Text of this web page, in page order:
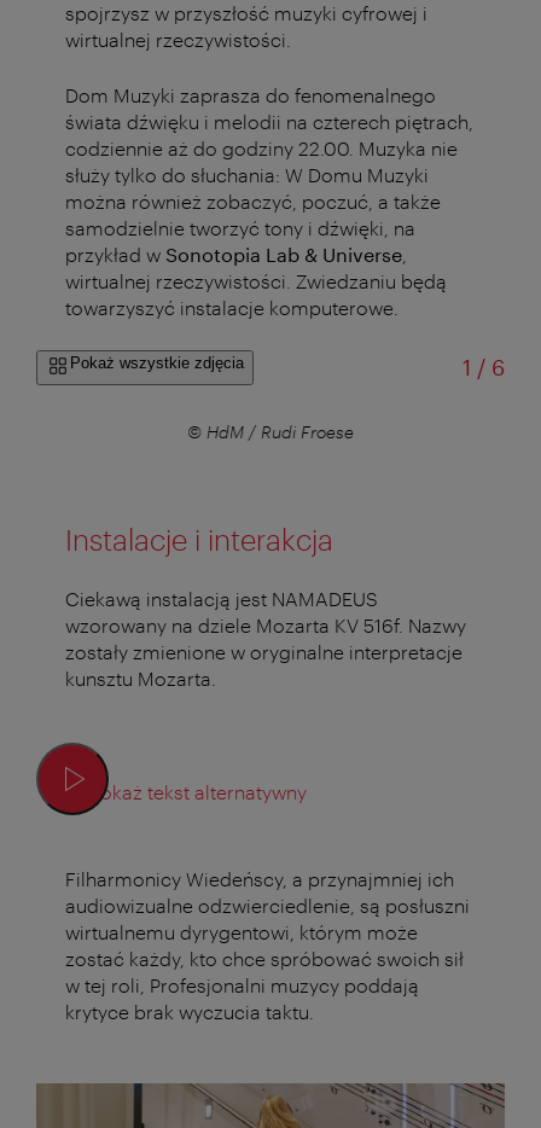
spojrzysz w przyszłość muzyki cyfrowej i
wirtualnej rzeczywistości.
Dom Muzyki zaprasza do fenomenalnego
świata dźwięku i melodii na czterech piętrach,
codziennie aż do godziny 22.00. Muzyka nie
służy tylko do słuchania: W Domu Muzyki
można również zobaczyć, poczuć, a także
samodzielnie tworzyć tony i dźwięki, na
przykład w Sonotopia Lab & Universe
wirtualnej rzeczywistości. Zwiedzaniu będą
towarzyszyć instalacje komputerowe.
Pokaż wszystkie zdjęcia 1 /od
6
© HdM / Rudi Froese
Instalacje i interakcja
Ciekawą instalacją jest NAMADEUS
wzorowany na dziele Mozarta KV 516f. Nazwy
zostały zmienione w oryginalne interpretacje
kunsztu Mozarta.
Pokaż tekst alternatywny
Filharmonicy Wiedeńscy, a przynajmniej ich
audiowizualne odzwierciedlenie, są posłuszni
wirtualnemu dyrygentowi, którym może
zostać każdy, kto chce spróbować swoich sił
w tej roli, Profesjonalni muzycy poddają
krytyce brak wyczucia taktu.